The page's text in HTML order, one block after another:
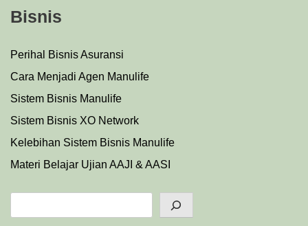
Bisnis
Perihal Bisnis Asuransi
Cara Menjadi Agen Manulife
Sistem Bisnis Manulife
Sistem Bisnis XO Network
Kelebihan Sistem Bisnis Manulife
Materi Belajar Ujian AAJI & AASI